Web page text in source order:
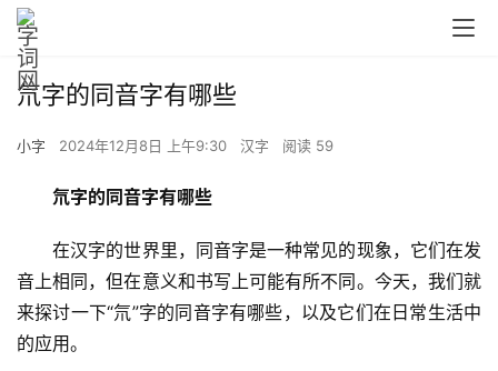
氘字的同音字有哪些
小字 2024年12月8日 上午9:30 汉字 阅读 59
氘字的同音字有哪些
在汉字的世界里，同音字是一种常见的现象，它们在发
音上相同，但在意义和书写上可能有所不同。今天，我们就
来探讨一下“氘”字的同音字有哪些，以及它们在日常生活中
的应用。